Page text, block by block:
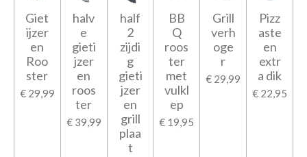
Giet
ijzer
en
Roo
ster
€ 29,99
halv
e
gieti
jzer
en
roos
ter
€ 39,99
half
2
zijdi
g
gieti
jzer
en
grill
plaa
t
BB
Q
roos
ter
met
vulkl
ep
€ 19,95
Grill
verh
oge
r
€ 29,99
Pizz
aste
en
extr
a dik
€ 22,95